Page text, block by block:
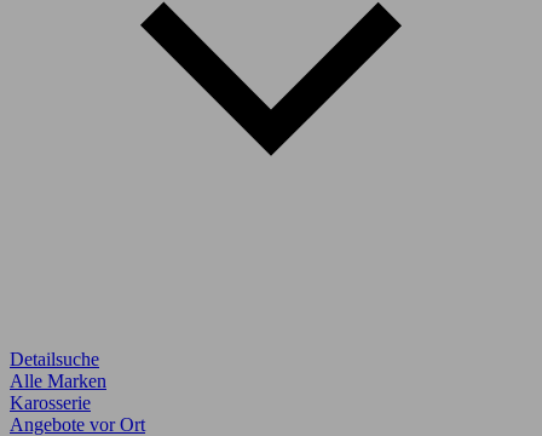
Detailsuche
Alle Marken
Karosserie
Angebote vor Ort